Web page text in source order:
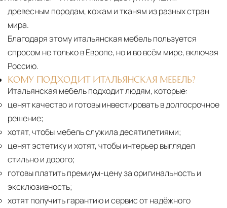
древесным породам, кожам и тканям из разных стран
мира.
Благодаря этому итальянская мебель пользуется
спросом не только в Европе, но и во всём мире, включая
Россию.
КОМУ ПОДХОДИТ ИТАЛЬЯНСКАЯ МЕБЕЛЬ?
Итальянская мебель подходит людям, которые:
ценят качество и готовы инвестировать в долгосрочное
решение;
хотят, чтобы мебель служила десятилетиями;
ценят эстетику и хотят, чтобы интерьер выглядел
стильно и дорого;
готовы платить премиум-цену за оригинальность и
эксклюзивность;
хотят получить гарантию и сервис от надёжного